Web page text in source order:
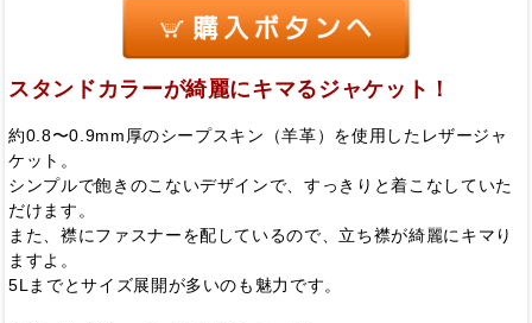
スタンドカラーが綺麗にキマるジャケット！
約0.8〜0.9mm厚のシープスキン（羊革）を使用したレザージャ
ケット。
シンプルで飽きのこないデザインで、すっきりと着こなしていた
だけます。
また、襟にファスナーを配しているので、立ち襟が綺麗にキマり
ますよ。
5Lまでとサイズ展開が多いのも魅力です。